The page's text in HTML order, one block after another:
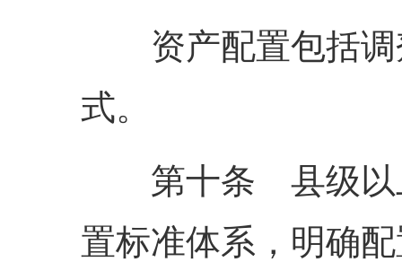
资产配置包括调
式。
第十条 县级以上
置标准体系，明确